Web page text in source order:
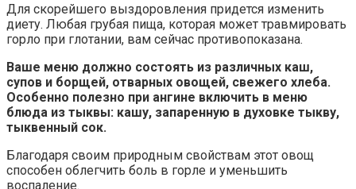
Для скорейшего выздоровления придется изменить
диету. Любая грубая пища, которая может травмировать
горло при глотании, вам сейчас противопоказана.
Ваше меню должно состоять из различных каш,
супов и борщей, отварных овощей, свежего хлеба.
Особенно полезно при ангине включить в меню
блюда из тыквы: кашу, запаренную в духовке тыкву,
тыквенный сок.
Благодаря своим природным свойствам этот овощ
способен облегчить боль в горле и уменьшить
воспаление.